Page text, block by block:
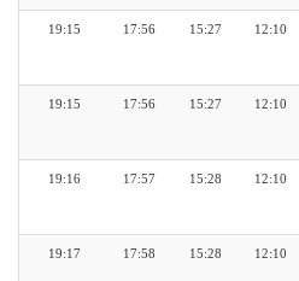
12:10
15:27
17:56
19:15
12:10
15:27
17:56
19:15
12:10
15:28
17:57
19:16
12:10
15:28
17:58
19:17